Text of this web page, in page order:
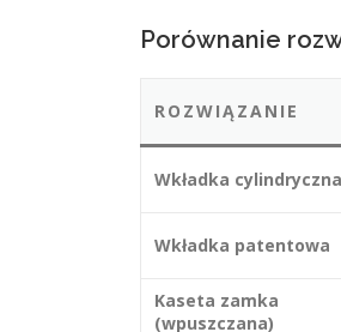
Porównanie
ROZWIĄZANIE
Wkładka cylindryczna
Wkładka patentowa
Kaseta zamka
(wpuszczana)